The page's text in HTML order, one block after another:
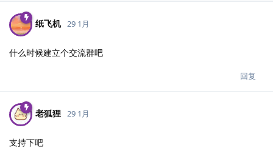
纸飞机 29 1月
什么时候建立个交流群吧
回复
老狐狸 29 1月
支持下吧